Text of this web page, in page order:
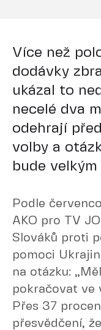
Více než
dodávky
ukázal to
necelé dva
odehrají
volby a
bude
Podle
AKO pro TV
Slováků proti
pomoci
na otázku:
pokračovat ve
Přes 37
přesvědčení,